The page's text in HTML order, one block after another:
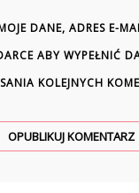
DANE, ADRES E-
ABY WYPEŁNIĆ
KOLEJNYCH